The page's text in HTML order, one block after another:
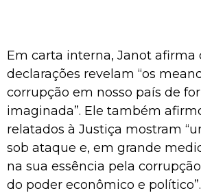
Em carta interna, Janot afirma
declarações revelam “os
corrupção em nosso país de
imaginada”. Ele também
relatados à Justiça mostram
sob ataque e, em grande
na sua essência pela
do poder econômico e político”.